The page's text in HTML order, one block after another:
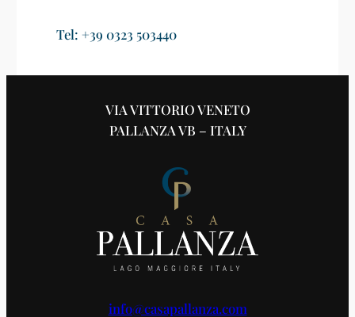
Tel: +39 0323 503440
VIA VITTORIO VENETO
PALLANZA VB – ITALY
info@casapallanza.com